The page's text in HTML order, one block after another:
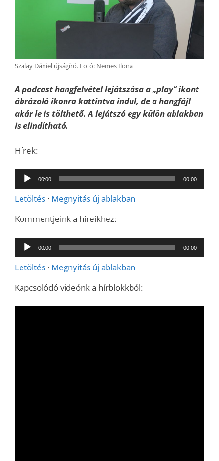
Szalay Dániel újságíró. Fotó: Nemes Ilona
A podcast hangfelvétel lejátszása a „play” ikont
ábrázoló ikonra kattintva indul, de a hangfájl
akár le is tölthető. A lejátszó egy külön ablakban
is elindítható.
Hírek:
Audió
lejátszó
00:00 00:00
Letöltés · Megnyitás új ablakban
Kommentjeink a híreikhez:
Audió
lejátszó
00:00 00:00
Letöltés · Megnyitás új ablakban
Kapcsolódó videónk a hírblokkból: